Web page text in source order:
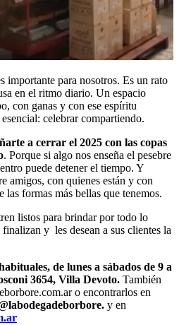
importante para nosotros. Es un rato
en el ritmo diario. Un espacio
con ganas y con ese espíritu
celebrar compartiendo.
a cerrar el 2025 con las copas
. Porque si algo nos enseña el pesebre
puede detener el tiempo. Y
amigos, con quienes están y con
las formas más bellas que tenemos.
listos para brindar por todo lo
y les desean a sus clientes la
de lunes a sábados de 9 a
3654, Villa Devoto. También
o encontrarlos en
y en